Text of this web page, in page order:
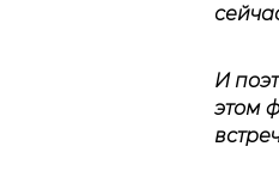
И
этом